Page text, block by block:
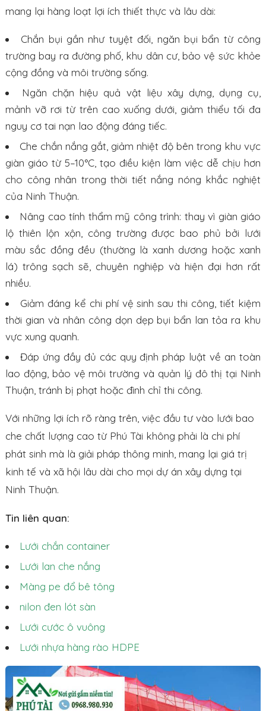
mang lại hàng loạt lợi ích thiết thực và lâu dài:
Chắn bụi gần như tuyệt đối, ngăn bụi bẩn từ công
trường bay ra đường phố, khu dân cư, bảo vệ sức khỏe
cộng đồng và môi trường sống.
Ngăn chặn hiệu quả vật liệu xây dựng, dụng cụ,
mảnh vỡ rơi từ trên cao xuống dưới, giảm thiểu tối đa
nguy cơ tai nạn lao động đáng tiếc.
Che chắn nắng gắt, giảm nhiệt độ bên trong khu vực
giàn giáo từ 5–10°C, tạo điều kiện làm việc dễ chịu hơn
cho công nhân trong thời tiết nắng nóng khắc nghiệt
của Ninh Thuận.
Nâng cao tính thẩm mỹ công trình: thay vì giàn giáo
lộ thiên lộn xộn, công trường được bao phủ bởi lưới
màu sắc đồng đều (thường là xanh dương hoặc xanh
lá) trông sạch sẽ, chuyên nghiệp và hiện đại hơn rất
nhiều.
Giảm đáng kể chi phí vệ sinh sau thi công, tiết kiệm
thời gian và nhân công dọn dẹp bụi bẩn lan tỏa ra khu
vực xung quanh.
Đáp ứng đầy đủ các quy định pháp luật về an toàn
lao động, bảo vệ môi trường và quản lý đô thị tại Ninh
Thuận, tránh bị phạt hoặc đình chỉ thi công.
Với những lợi ích rõ ràng trên, việc đầu tư vào lưới bao
che chất lượng cao từ Phú Tài không phải là chi phí
phát sinh mà là giải pháp thông minh, mang lại giá trị
kinh tế và xã hội lâu dài cho mọi dự án xây dựng tại
Ninh Thuận.
Tin liên quan:
Lưới chắn container
Lưới lan che nắng
Màng pe đổ bê tông
nilon đen lót sàn
Lưới cước ô vuông
Lưới nhựa hàng rào HDPE